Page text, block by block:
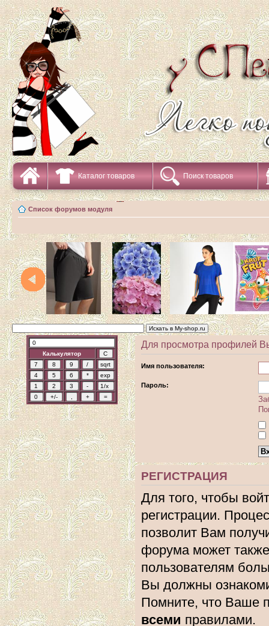
Каталог товаров Поиск товаров
Список форумов модуля
Калькулятор
Для просмотра профилей
Имя пользователя:
Пароль:
РЕГИСТРАЦИЯ
Для того, чтобы
регистрации.
позволит Вам
форума может
пользователям
Вы должны
Помните, что Ваше
всеми правилами.